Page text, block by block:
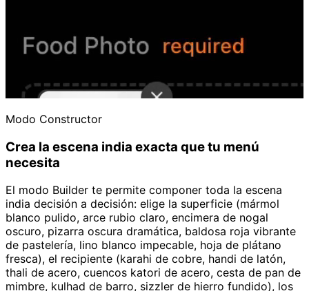
Modo Constructor
Crea la escena india exacta que tu menú
necesita
El modo Builder te permite componer toda la escena
india decisión a decisión: elige la superficie (mármol
blanco pulido, arce rubio claro, encimera de nogal
oscuro, pizarra oscura dramática, baldosa roja vibrante
de pastelería, lino blanco impecable, hoja de plátano
fresca), el recipiente (karahi de cobre, handi de latón,
thali de acero, cuencos katori de acero, cesta de pan de
mimbre, kulhad de barro, sizzler de hierro fundido), los